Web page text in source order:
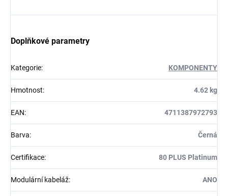
Doplňkové parametry
Kategorie: KOMPONENTY
Hmotnost: 4.62 kg
EAN: 4711387972793
Barva: Černá
Certifikace: 80 PLUS Platinum
Modulární kabeláž: ANO